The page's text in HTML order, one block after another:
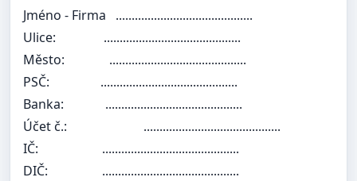
Jméno - Firma ...........................................
Ulice: ...........................................
Město: ...........................................
PSČ: ...........................................
Banka: ...........................................
Účet č.: ...........................................
IČ: ...........................................
DIČ: ...........................................